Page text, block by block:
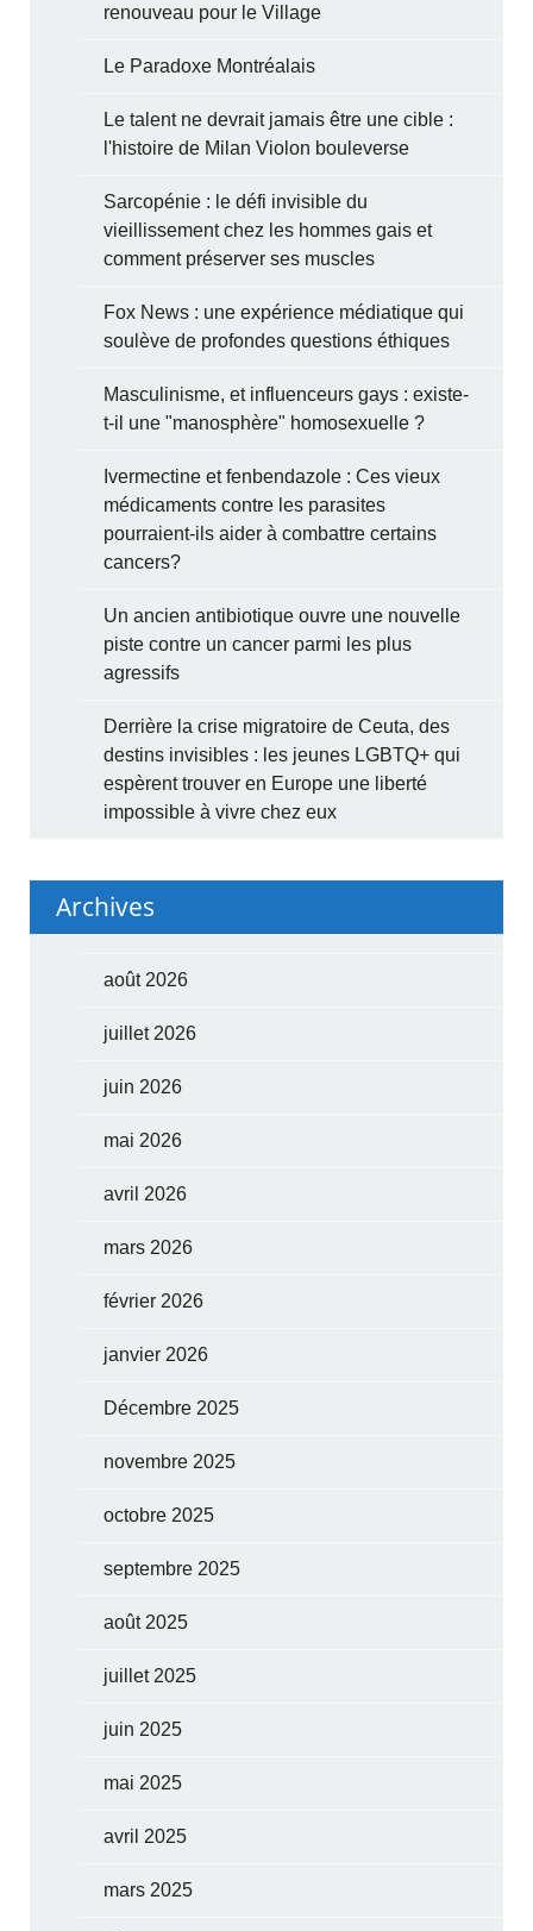
renouveau pour le Village
Le Paradoxe Montréalais
Le talent ne devrait jamais être une cible :
l'histoire de Milan Violon bouleverse
Sarcopénie : le défi invisible du
vieillissement chez les hommes gais et
comment préserver ses muscles
Fox News : une expérience médiatique qui
soulève de profondes questions éthiques
Masculinisme, et influenceurs gays : existe-
t-il une "manosphère" homosexuelle ?
Ivermectine et fenbendazole : Ces vieux
médicaments contre les parasites
pourraient-ils aider à combattre certains
cancers?
Un ancien antibiotique ouvre une nouvelle
piste contre un cancer parmi les plus
agressifs
Derrière la crise migratoire de Ceuta, des
destins invisibles : les jeunes LGBTQ+ qui
espèrent trouver en Europe une liberté
impossible à vivre chez eux
Archives
août 2026
juillet 2026
juin 2026
mai 2026
avril 2026
mars 2026
février 2026
janvier 2026
Décembre 2025
novembre 2025
octobre 2025
septembre 2025
août 2025
juillet 2025
juin 2025
mai 2025
avril 2025
mars 2025